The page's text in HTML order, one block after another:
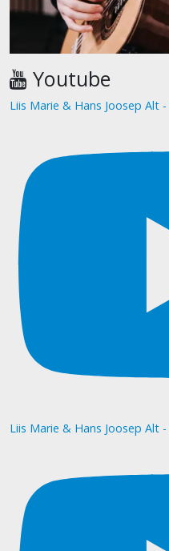
Youtube
Liis Marie & Hans Joosep Alt
Liis Marie & Hans Joosep Alt